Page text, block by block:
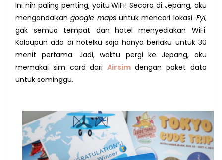
Ini nih paling penting, yaitu WiFi! Secara di Jepang, aku
mengandalkangoogle mapsuntuk mencari lokasi. Fyi,
gak semua tempat dan hotel menyediakan WiFi.
Kalaupun ada di hotelku saja hanya berlaku untuk 30
menit pertama. Jadi, waktu pergi ke Jepang, aku
memakai sim card dari Airsim dengan paket data
untuk seminggu.